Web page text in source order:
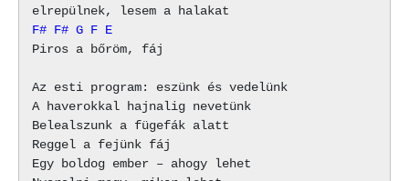
F# F# G F E
Piros a bőröm, fáj
Az esti program: eszünk és vedelünk
A haverokkal hajnalig nevetünk
Belealszunk a fügefák alatt
Reggel a fejünk fáj
Egy boldog ember – ahogy lehet